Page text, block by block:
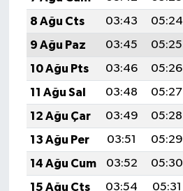
8 Ağu Cts
03:43 05:24
9 Ağu Paz
03:45 05:25
10 Ağu Pts
03:46 05:26
11 Ağu Sal
03:48 05:27
12 Ağu Çar
03:49 05:28
13 Ağu Per
03:51 05:29
14 Ağu Cum
03:52 05:30
15 Ağu Cts
03:54 05:31